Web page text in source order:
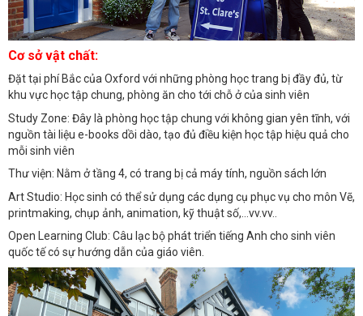
Cơ sở vật chất:
Đặt tại phí Bắc của Oxford với những phòng học trang bị đầy đủ, từ
khu vực học tập chung, phòng ăn cho tới chỗ ở của sinh viên
Study Zone: Đây là phòng học tập chung với không gian yên tĩnh, với
nguồn tài liệu e-books dồi dào, tạo đủ điều kiện học tập hiệu quả cho
mỗi sinh viên
Thư viện: Nằm ở tầng 4, có trang bị cả máy tính, nguồn sách lớn
Art Studio: Học sinh có thể sử dụng các dụng cụ phục vụ cho môn Vẽ,
printmaking, chụp ảnh, animation, kỹ thuật số,...vv.vv..
Open Learning Club: Câu lạc bộ phát triển tiếng Anh cho sinh viên
quốc tế có sự hướng dẫn của giáo viên.